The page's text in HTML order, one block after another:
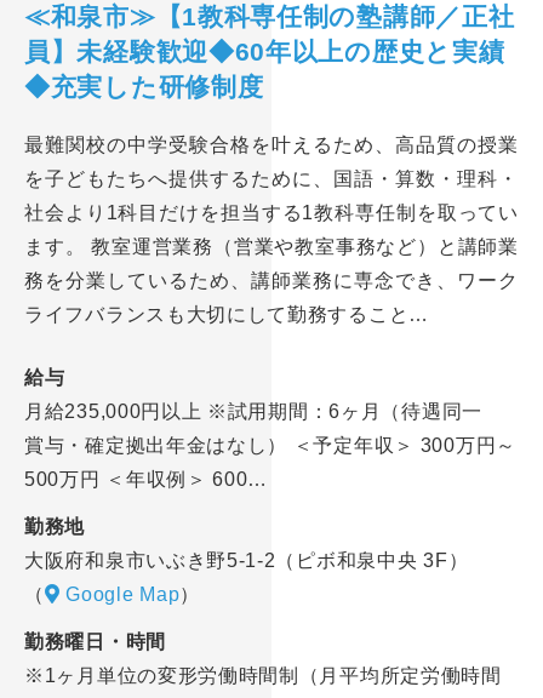
≪和泉市≫【1教科専任制の塾講師／正社
員】未経験歓迎◆60年以上の歴史と実績
◆充実した研修制度
最難関校の中学受験合格を叶えるため、高品質の授業
を子どもたちへ提供するために、国語・算数・理科・
社会より1科目だけを担当する1教科専任制を取ってい
ます。 教室運営業務（営業や教室事務など）と講師業
務を分業しているため、講師業務に専念でき、ワーク
ライフバランスも大切にして勤務すること…
給与
月給235,000円以上 ※試用期間：6ヶ月（待遇同一
賞与・確定拠出年金はなし） ＜予定年収＞ 300万円～
500万円 ＜年収例＞ 600…
勤務地
大阪府和泉市いぶき野5-1-2（ピボ和泉中央 3F）
（
Google Map）
勤務曜日・時間
※1ヶ月単位の変形労働時間制（月平均所定労働時間